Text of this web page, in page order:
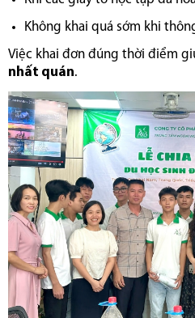
Không khai quá sớm khi
Việc khai đơn đúng thời điểm
nhất quán.